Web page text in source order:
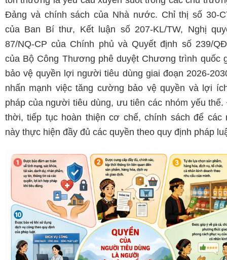
Đảng và chính sách của Nhà nước. Chỉ thị số 30-
của Ban Bí thư, Kết luận số 207-KL/TW, Nghị
87/NQ-CP của Chính phủ và Quyết định số 239/
của Bộ Công Thương phê duyệt Chương trình quốc
bảo vệ quyền lợi người tiêu dùng giai đoạn 2026-
nhấn mạnh việc tăng cường bảo vệ quyền và lợi
pháp của người tiêu dùng, ưu tiên các nhóm yếu thế.
thời, tiếp tục hoàn thiện cơ chế, chính sách để các
này thực hiện đầy đủ các quyền theo quy định pháp